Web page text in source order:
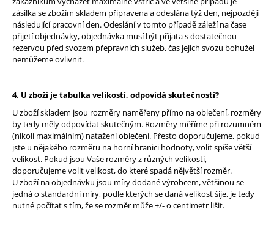
zásilka se zbožím skladem připravena a odeslána týž den, nejpozději
následující pracovní den. Odeslání v tomto případě záleží na čase
přijetí objednávky, objednávka musí být přijata s dostatečnou
rezervou před svozem přepravních služeb, čas jejich svozu bohužel
nemůžeme ovlivnit.
4. U zboží je tabulka velikostí, odpovídá skutečnosti?
U zboží skladem jsou rozměry naměřeny přímo na oblečení, rozměry
by tedy měly odpovídat skutečným. Rozměry měříme při rozumném
(nikoli maximálním) natažení oblečení. Přesto doporučujeme, pokud
jste u nějakého rozměru na horní hranici hodnoty, volit spíše větší
velikost. Pokud jsou Vaše rozměry z různých velikostí,
doporučujeme volit velikost, do které spadá nějvětší rozměr.
U zboží na objednávku jsou míry dodané výrobcem, většinou se
jedná o standardní míry, podle kterých se daná velikost šije, je tedy
nutné počítat s tím, že se rozměr může +/- o centimetr lišit.
HLEDAT
o
p
o
r
u
č
u
j